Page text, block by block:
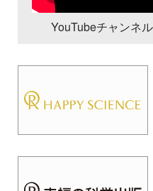
YouTubeチャンネ